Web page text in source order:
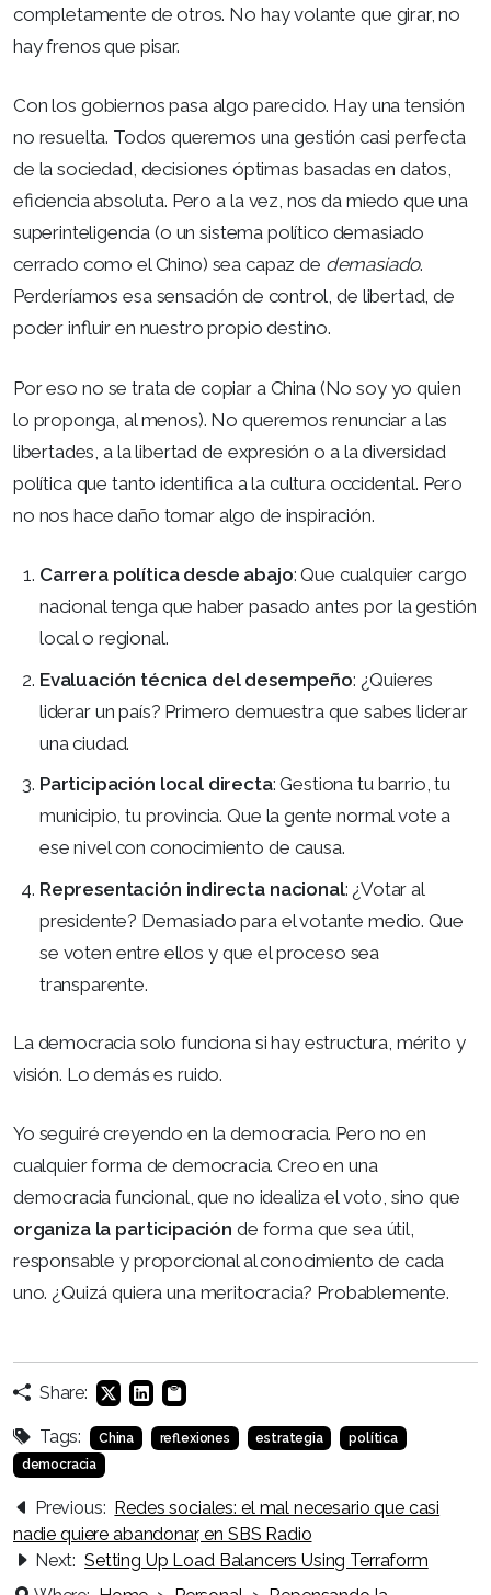
completamente de otros. No hay volante que girar, no
hay frenos que pisar.
Con los gobiernos pasa algo parecido. Hay una tensión
no resuelta. Todos queremos una gestión casi perfecta
de la sociedad, decisiones óptimas basadas en datos,
eficiencia absoluta. Pero a la vez, nos da miedo que una
superinteligencia (o un sistema político demasiado
cerrado como el Chino) sea capaz de demasiado.
Perderíamos esa sensación de control, de libertad, de
poder influir en nuestro propio destino.
Por eso no se trata de copiar a China (No soy yo quien
lo proponga, al menos). No queremos renunciar a las
libertades, a la libertad de expresión o a la diversidad
política que tanto identifica a la cultura occidental. Pero
no nos hace daño tomar algo de inspiración.
Carrera política desde abajo: Que cualquier cargo
nacional tenga que haber pasado antes por la gestión
local o regional.
Evaluación técnica del desempeño: ¿Quieres
liderar un país? Primero demuestra que sabes liderar
una ciudad.
Participación local directa: Gestiona tu barrio, tu
municipio, tu provincia. Que la gente normal vote a
ese nivel con conocimiento de causa.
Representación indirecta nacional: ¿Votar al
presidente? Demasiado para el votante medio. Que
se voten entre ellos y que el proceso sea
transparente.
La democracia solo funciona si hay estructura, mérito y
visión. Lo demás es ruido.
Yo seguiré creyendo en la democracia. Pero no en
cualquier forma de democracia. Creo en una
democracia funcional, que no idealiza el voto, sino que
organiza la participación de forma que sea útil,
responsable y proporcional al conocimiento de cada
uno. ¿Quizá quiera una meritocracia? Probablemente.
Share:
Tags: China reflexiones estrategia
política
democracia
Previous: Redes sociales: el mal necesario que casi
nadie quiere abandonar, en SBS Radio
Next: Setting Up Load Balancers Using Terraform